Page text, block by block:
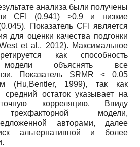
анализа были получены
CFI (0,941) >0,9 и низкие
Показатель CFI является
для оценки качества подгонки
et al., 2012). Максимальное
как способность
модели объяснять все
Показатель SRMR < 0,05
(Hu,Bentler, 1999), так как
средний остаток указывает на
корреляцию. Ввиду
трехфакторной модели,
авторами, далее
альтернативной и более